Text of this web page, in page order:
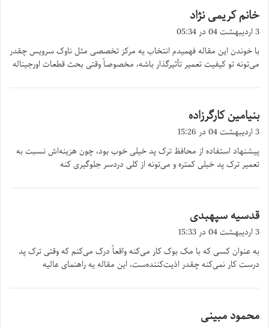
خانم کریمی نژاد
ف
:
3 اردیبهشت 04 در 05:34
با خوندن این مقاله فهمیدم انتخاب یه مرکز تخصصی مثل ناوک سرویس چقدر
می‌تونه تو کیفیت تعمیر تأثیرگذار باشه، مخصوصاً وقتی بحث قطعات اورجیناله
بنیامین کارگرزاده
ف
:
3 اردیبهشت 04 در 15:26
پیشنهاد استفاده از محافظ ترک پد خیلی خوب بود، چون هزینه‌اش نسبت به
تعمیر ترک پد خیلی کمتره و می‌تونه از کلی دردسر جلوگیری کنه
قدسیه سپهبدی
ف
:
3 اردیبهشت 04 در 15:33
به عنوان کسی که با مک بوک کار می‌کنه واقعاً درک می‌کنم که وقتی ترک پد
درست کار نمی‌کنه چقدر اذیت‌کننده‌ست، این مقاله یه راهنمای عالیه
محمود مبینی